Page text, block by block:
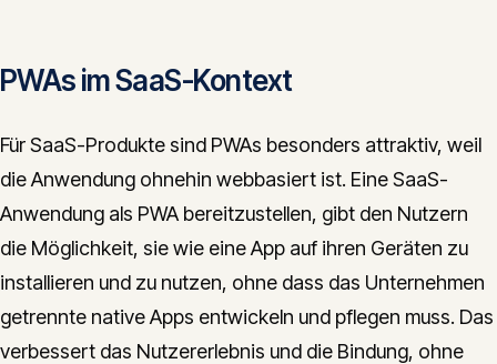
PWAs im SaaS-Kontext
Für SaaS-Produkte sind PWAs besonders attraktiv, weil
die Anwendung ohnehin webbasiert ist. Eine SaaS-
Anwendung als PWA bereitzustellen, gibt den Nutzern
die Möglichkeit, sie wie eine App auf ihren Geräten zu
installieren und zu nutzen, ohne dass das Unternehmen
getrennte native Apps entwickeln und pflegen muss. Das
verbessert das Nutzererlebnis und die Bindung, ohne